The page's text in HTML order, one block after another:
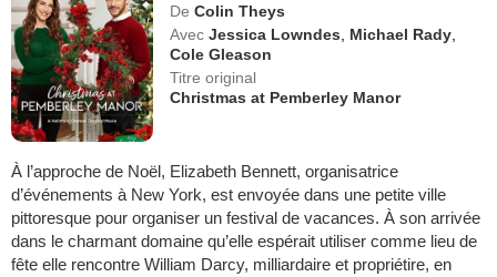
De Colin Theys
Avec Jessica Lowndes Michael Rady
Cole Gleason
Titre original
Christmas at Pemberley Manor
À l’approche de Noël, Elizabeth Bennett, organisatrice
d’événements à New York, est envoyée dans une petite ville
pittoresque pour organiser un festival de vacances. À son arrivée
dans le charmant domaine qu’elle espérait utiliser comme lieu de
fête elle rencontre William Darcy, milliardaire et propriétire, en